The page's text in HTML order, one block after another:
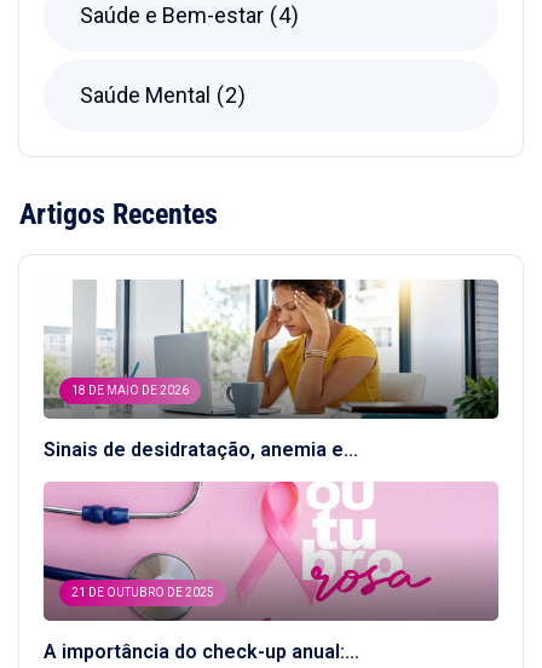
Saúde e Bem-estar 4
Saúde Mental 2
Artigos Recentes
18 DE MAIO DE 2026
Sinais de desidratação, anemia e…
21 DE OUTUBRO DE 2025
A importância do check-up anual:…